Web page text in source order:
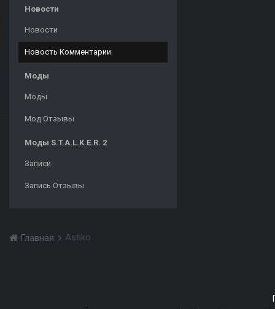
Новости
Новости
Новость Комментарии
Моды
Моды
Мод Отзывы
Моды S.T.A.L.K.E.R. 2
Записи
Запись Отзывы
Главная Astiko